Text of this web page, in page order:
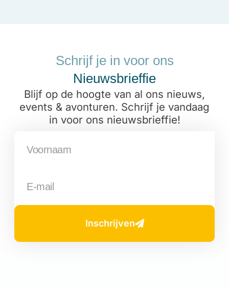
Schrijf je in voor ons
Nieuwsbrieffie
Blijf op de hoogte van al ons nieuws,
events & avonturen. Schrijf je vandaag
in voor ons nieuwsbrieffie!
Inschrijven